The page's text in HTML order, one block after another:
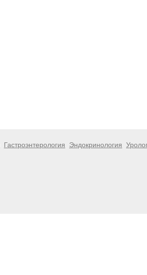
Гастроэнтерология Эндокринология